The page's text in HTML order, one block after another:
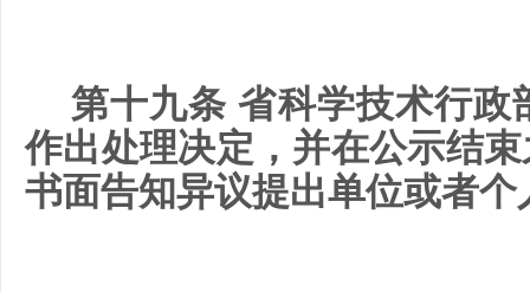
第十九条 省科学技术行
作出处理决定，并在公示结
书面告知异议提出单位或者个